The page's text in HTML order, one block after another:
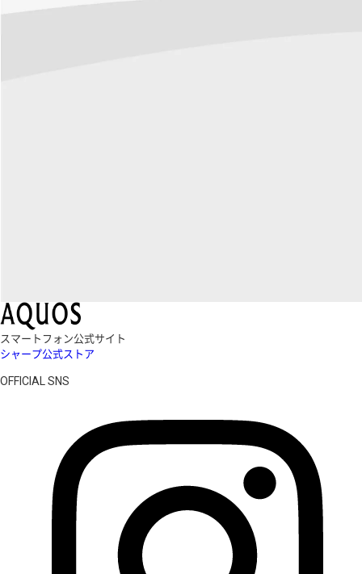
スマートフォン公式サイト
シャープ公式ストア
OFFICIAL SNS